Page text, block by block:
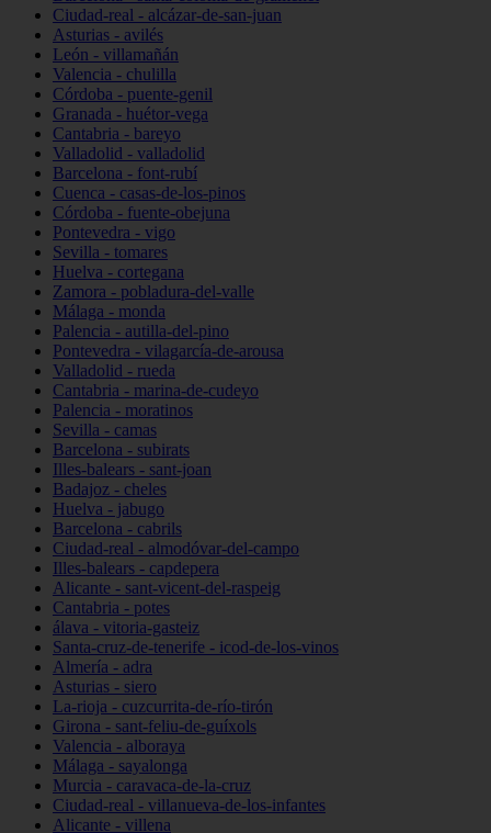
Ciudad-real - alcázar-de-san-juan
Asturias - avilés
León - villamañán
Valencia - chulilla
Córdoba - puente-genil
Granada - huétor-vega
Cantabria - bareyo
Valladolid - valladolid
Barcelona - font-rubí
Cuenca - casas-de-los-pinos
Córdoba - fuente-obejuna
Pontevedra - vigo
Sevilla - tomares
Huelva - cortegana
Zamora - pobladura-del-valle
Málaga - monda
Palencia - autilla-del-pino
Pontevedra - vilagarcía-de-arousa
Valladolid - rueda
Cantabria - marina-de-cudeyo
Palencia - moratinos
Sevilla - camas
Barcelona - subirats
Illes-balears - sant-joan
Badajoz - cheles
Huelva - jabugo
Barcelona - cabrils
Ciudad-real - almodóvar-del-campo
Illes-balears - capdepera
Alicante - sant-vicent-del-raspeig
Cantabria - potes
álava - vitoria-gasteiz
Santa-cruz-de-tenerife - icod-de-los-vinos
Almería - adra
Asturias - siero
La-rioja - cuzcurrita-de-río-tirón
Girona - sant-feliu-de-guíxols
Valencia - alboraya
Málaga - sayalonga
Murcia - caravaca-de-la-cruz
Ciudad-real - villanueva-de-los-infantes
Alicante - villena